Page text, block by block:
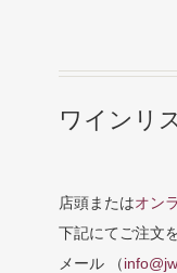
ワインリ
店頭またはオン
下記にてご注文
メール （